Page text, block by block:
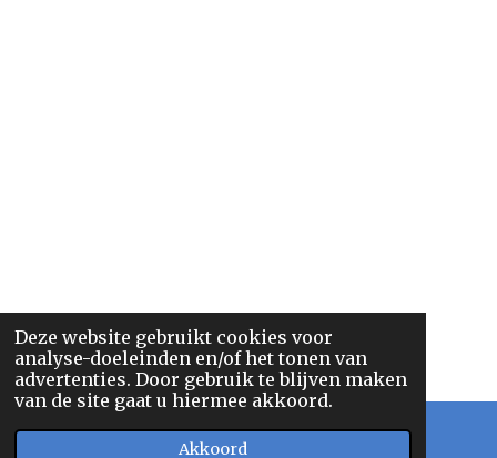
Deze website gebruikt cookies voor
analyse-doeleinden en/of het tonen van
advertenties. Door gebruik te blijven maken
van de site gaat u hiermee akkoord.
Akkoord